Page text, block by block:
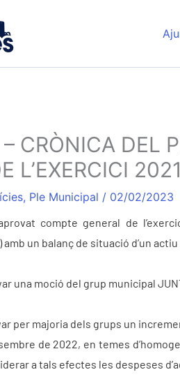
CRÒNICA DEL
L’EXERCICI 2021
, Ple Municipal / 02/02/2023
compte general de
un balanç de situació d’un
una moció del grup municipal
per majoria dels grups un
de 2022, en temes
a tals efectes les despeses